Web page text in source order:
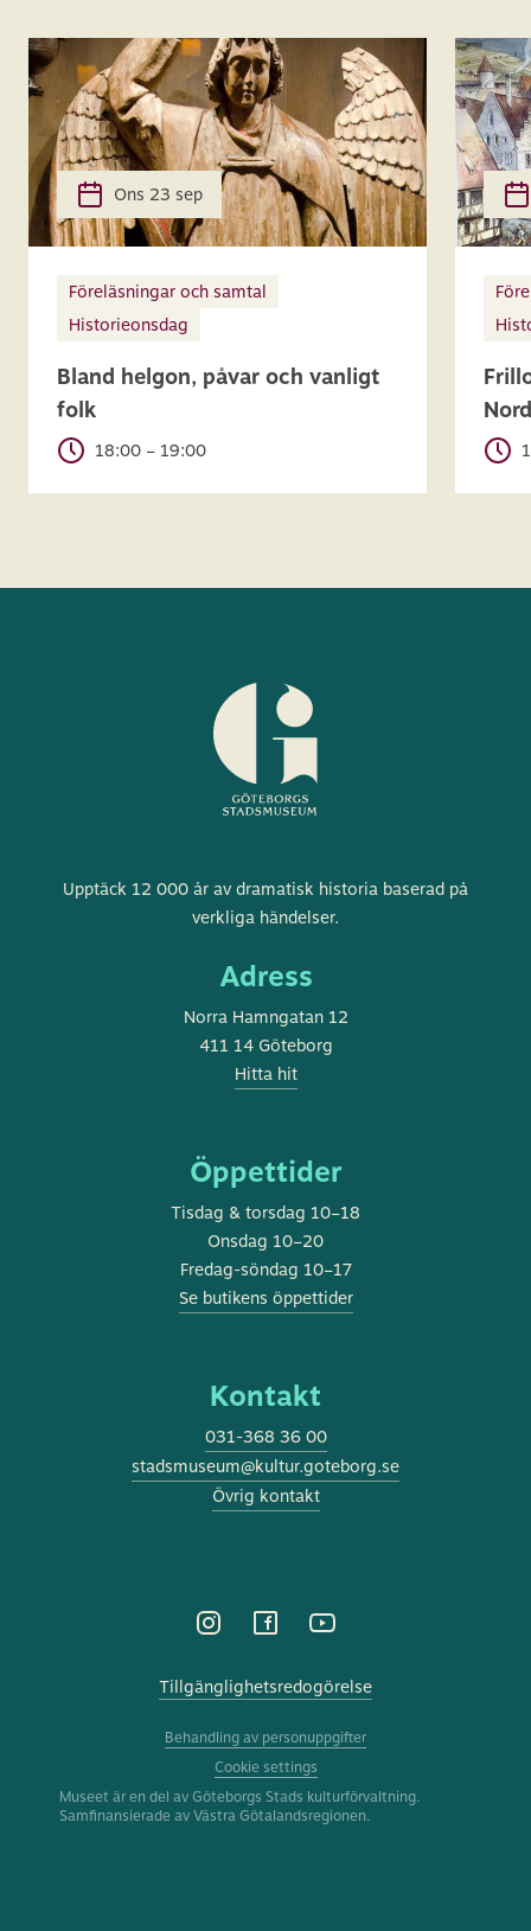
Ons 23 sep
Föreläsningar och samtal
Historieonsdag
Bland helgon, påvar och vanligt
folk
18:00 – 19:00
Göteborgs
stadsmuseum
Upptäck 12 000 år av dramatisk historia baserad på
verkliga händelser.
Adress
Norra Hamngatan 12
411 14 Göteborg
Hitta hit
Öppettider
Tisdag & torsdag 10–18
Onsdag 10–20
Fredag-söndag 10–17
Se butikens öppettider
Kontakt
031-368 36 00
stadsmuseum@kultur.goteborg.se
Övrig kontakt
Tillgänglighetsredogörelse
Behandling av personuppgifter
Cookie settings
Museet är en del av Göteborgs Stads kulturförvaltning.
Samfinansierade av Västra Götalandsregionen.